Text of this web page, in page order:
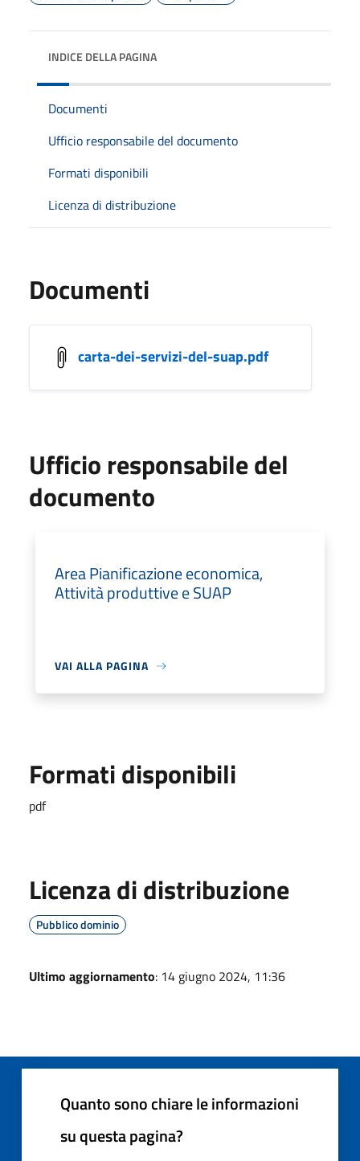
INDICE DELLA PAGINA
Documenti
Ufficio responsabile del documento
Formati disponibili
Licenza di distribuzione
Documenti
carta-dei-servizi-del-suap.pdf
Ufficio responsabile del
documento
Area Pianificazione economica,
Attività produttive e SUAP
VAI ALLA PAGINA
Formati disponibili
pdf
Licenza di distribuzione
Pubblico dominio
Ultimo aggiornamento: 14 giugno 2024, 11:36
Quanto sono chiare le informazioni
su questa pagina?